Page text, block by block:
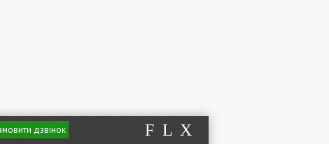
F L X
дзвінок